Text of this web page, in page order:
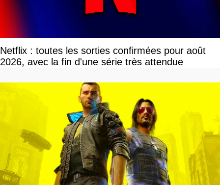
Netflix : toutes les sorties confirmées pour août
2026, avec la fin d'une série très attendue